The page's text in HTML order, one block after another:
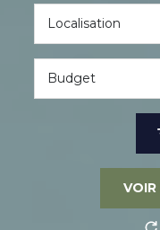
Budget
VOIR